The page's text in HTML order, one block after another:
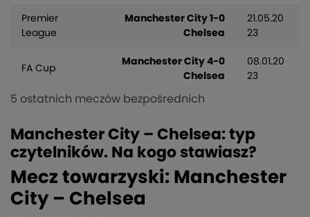
Premier
League
Manchester City 1-0
Chelsea
21.05.20
23
FA Cup
Manchester City 4-0
Chelsea
08.01.20
23
5 ostatnich meczów bezpośrednich
Manchester City – Chelsea: typ
czytelników. Na kogo stawiasz?
Mecz towarzyski: Manchester
City – Chelsea